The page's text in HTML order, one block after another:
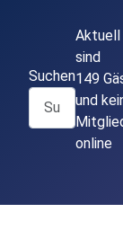
Suchen
Aktuell
sind
149
und
online